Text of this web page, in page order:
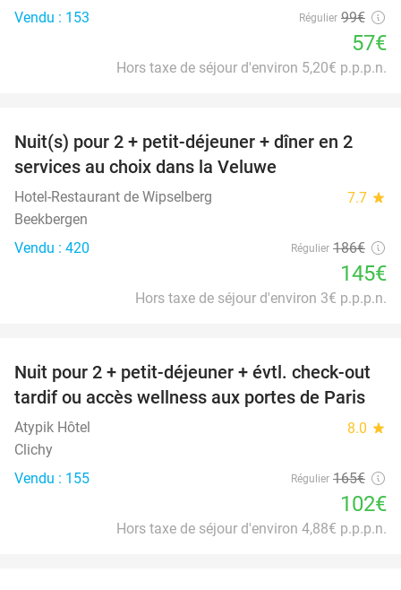
Vendu : 153
Régulier 99€
57€
Hors taxe de séjour d'environ 5,20€ p.p.p.n.
22%
Nuit(s) pour 2 + petit-déjeuner + dîner en 2
services au choix dans la Veluwe
Hotel-Restaurant de Wipselberg 7.7 star
Beekbergen
Vendu : 420
Régulier 186€
145€
Hors taxe de séjour d'environ 3€ p.p.p.n.
38%
Nuit pour 2 + petit-déjeuner + évtl. check-out
tardif ou accès wellness aux portes de Paris
Atypik Hôtel 8.0 star
Clichy
Vendu : 155
Régulier 165€
102€
Hors taxe de séjour d'environ 4,88€ p.p.p.n.